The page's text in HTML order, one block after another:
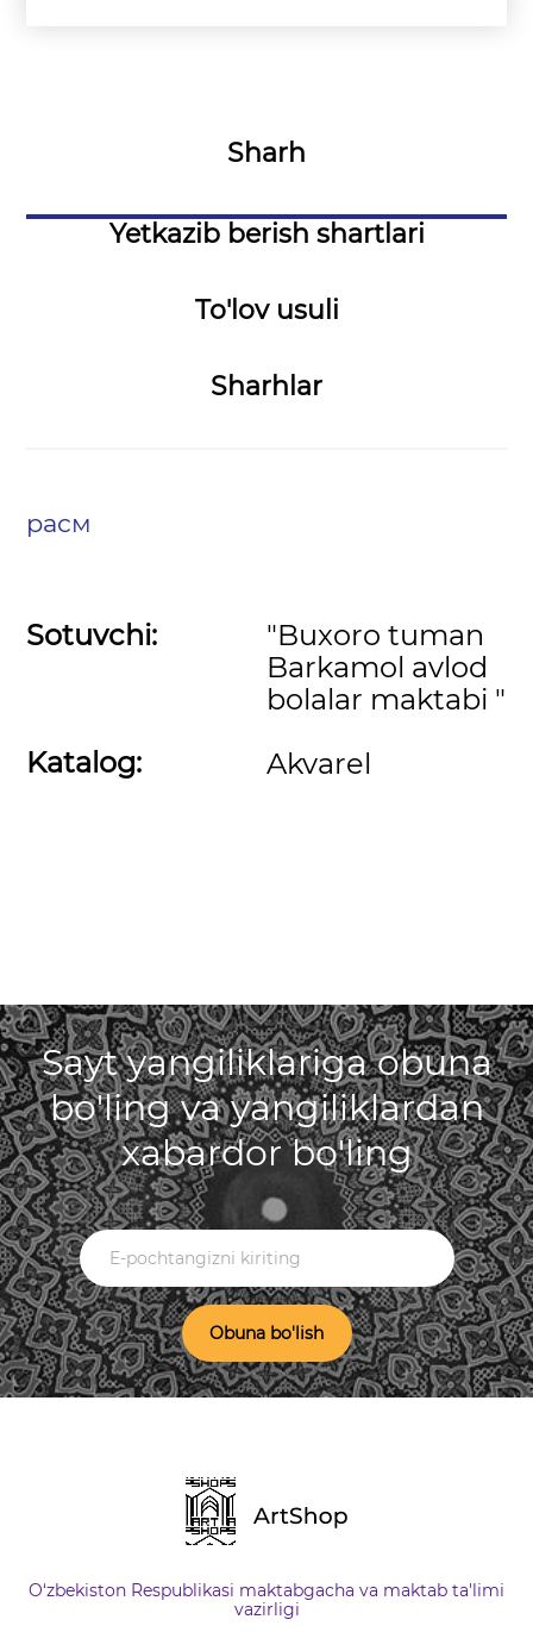
Sharh
Yetkazib berish shartlari
To'lov usuli
Sharhlar
расм
Sotuvchi:
Katalog:
"Buxoro tuman
Barkamol avlod
bolalar maktabi "
Akvarel
Sayt yangiliklariga obuna
bo'ling va yangiliklardan
xabardor bo'ling
Obuna bo'lish
O‘zbekiston Respublikasi maktabgacha va maktab ta'limi
vazirligi